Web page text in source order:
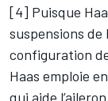
[4] Puisque
suspensions
configuration
Haas emploie
qui aide